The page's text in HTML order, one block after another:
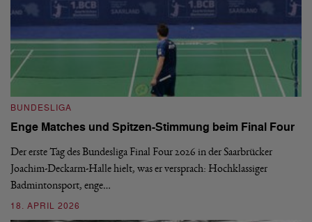
BUNDESLIGA
Enge Matches und Spitzen-Stimmung beim Final Four
Der erste Tag des Bundesliga Final Four 2026 in der Saarbrücker
Joachim-Deckarm-Halle hielt, was er versprach: Hochklassiger
Badmintonsport, enge…
18. APRIL 2026